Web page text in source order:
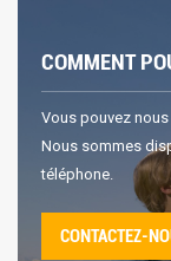
COMMENT
Vous pouvez
Nous sommes
téléphone.
CONTACTEZ-